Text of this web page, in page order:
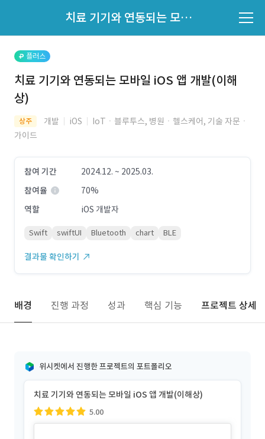
치료 기기와 연동되는 모바일 iOS 앱 개발(이해상)
지원자 목록 바로가기
플러스
치료 기기와 연동되는 모바일 iOS 앱 개발(이해
상)
상주 개발 iOS
IoTㆍ블루투스, 병원ㆍ헬스케어, 기술 자문ㆍ
가이드
참여 기간
2024.12. ~ 2025.03.
참여율
70%
역할
iOS 개발자
Swift swiftUI Bluetooth chart BLE
결과물 확인하기
배경 진행 과정 성과 핵심 기능 프로젝트 상세
위시켓에서 진행한 프로젝트의 포트폴리오
치료 기기와 연동되는 모바일 iOS 앱 개발(이해상)
5.00